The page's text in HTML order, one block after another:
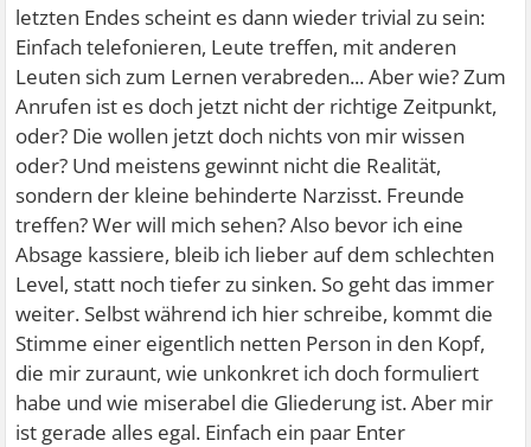
letzten Endes scheint es dann wieder trivial zu sein:
Einfach telefonieren, Leute treffen, mit anderen
Leuten sich zum Lernen verabreden... Aber wie? Zum
Anrufen ist es doch jetzt nicht der richtige Zeitpunkt,
oder? Die wollen jetzt doch nichts von mir wissen
oder? Und meistens gewinnt nicht die Realität,
sondern der kleine behinderte Narzisst. Freunde
treffen? Wer will mich sehen? Also bevor ich eine
Absage kassiere, bleib ich lieber auf dem schlechten
Level, statt noch tiefer zu sinken. So geht das immer
weiter. Selbst während ich hier schreibe, kommt die
Stimme einer eigentlich netten Person in den Kopf,
die mir zuraunt, wie unkonkret ich doch formuliert
habe und wie miserabel die Gliederung ist. Aber mir
ist gerade alles egal. Einfach ein paar Enter